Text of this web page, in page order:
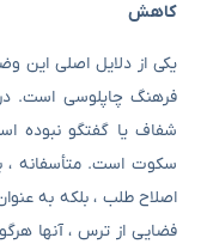
کاهش
یکی از دلایل اصلی این
فرهنگ چاپلوسی است.
شفاف یا گفتگو نبوده
سکوت است. متأسفانه ،
اصلاح طلب ، بلکه به
فضایی از ترس ، آنها